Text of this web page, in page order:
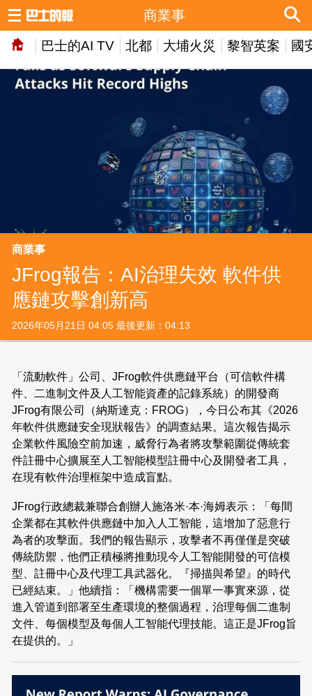
巴士的AI TV 北都 大埔火災 黎智英案 國
商業事
商業事
JFrog報告：AI治理失效 軟件供
應鏈攻擊創新高
2026年05月21日 04:05 最後更新：04:13
「流動軟件」公司、JFrog軟件供應鏈平台（可信軟件構
件、二進制文件及人工智能資產的記錄系統）的開發商
JFrog有限公司（納斯達克：FROG），今日公布其《2026
年軟件供應鏈安全現狀報告》的調查結果。這次報告揭示
企業軟件風險空前加速，威脅行為者將攻擊範圍從傳統套
件註冊中心擴展至人工智能模型註冊中心及開發者工具，
在現有軟件治理框架中造成盲點。
JFrog行政總裁兼聯合創辦人施洛米·本·海姆表示：「每間
企業都在其軟件供應鏈中加入人工智能，這增加了惡意行
為者的攻擊面。我們的報告顯示，攻擊者不再僅僅是突破
傳統防禦，他們正積極將推動現今人工智能開發的可信模
型、註冊中心及代理工具武器化。『掃描與希望』的時代
已經結束。」他續指：「機構需要一個單一事實來源，從
進入管道到部署至生產環境的整個過程，治理每個二進制
文件、每個模型及每個人工智能代理技能。這正是JFrog旨
在提供的。」